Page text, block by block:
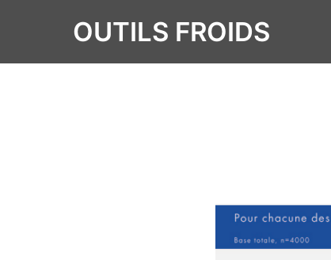
OUTILS FROIDS